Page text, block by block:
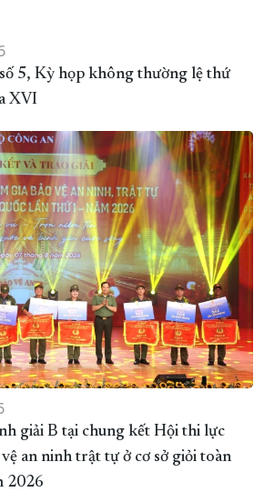
5, Kỳ họp không thường lệ thứ
XVI
giải B tại chung kết Hội thi lực
an ninh trật tự ở cơ sở giỏi toàn
2026